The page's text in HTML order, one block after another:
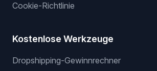
Cookie-Richtlinie
Kostenlose Werkzeuge
Dropshipping-Gewinnrechner